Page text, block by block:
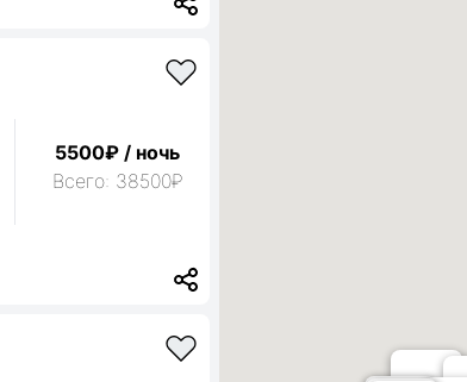
5500₽ / ночь
Всего: 38500₽